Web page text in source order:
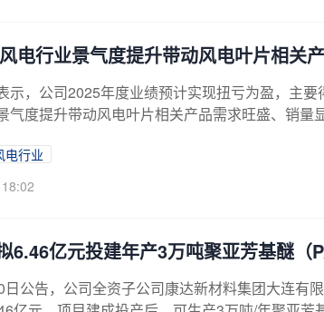
电行业景气度提升带动风电叶片相关
示，公司2025年度业绩预计实现扭亏为盈，主
气度提升带动风电叶片相关产品需求旺盛、销量
电行业
6.46亿元投建年产3万吨聚亚芳基醚（
公告，公司全资子公司康达新材料集团大连有